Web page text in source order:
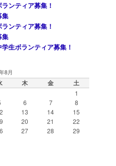
ンティア募集！
ンティア募集！
ボランティア募集！
8月
木 金 土
1
6 7
8
13 14
15
20 21
22
27 28
29